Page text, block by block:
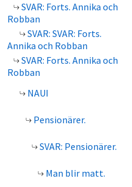
SVAR: Forts. Annika och
Robban
SVAR: SVAR: Forts.
Annika och Robban
SVAR: Forts. Annika och
Robban
NAUI
Pensionärer.
SVAR: Pensionärer.
Man blir matt.